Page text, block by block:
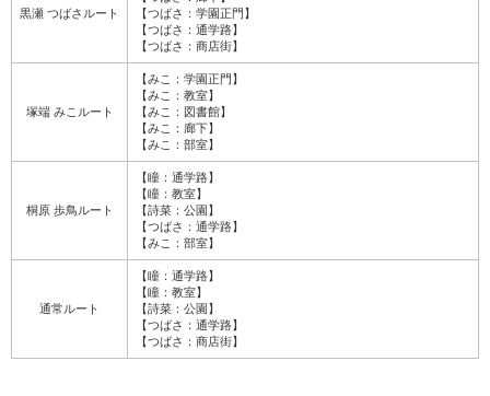
黒瀬 つばさルート
【つばさ：学園正門】
【つばさ：通学路】
【つばさ：商店街】
塚端 みこルート
【みこ：学園正門】
【みこ：教室】
【みこ：図書館】
【みこ：廊下】
【みこ：部室】
桐原 歩鳥ルート
【瞳：通学路】
【瞳：教室】
【詩菜：公園】
【つばさ：通学路】
【みこ：部室】
通常ルート
【瞳：通学路】
【瞳：教室】
【詩菜：公園】
【つばさ：通学路】
【つばさ：商店街】